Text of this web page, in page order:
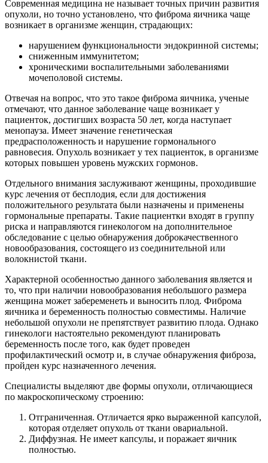
Современная медицина не называет точных причин развития
опухоли, но точно установлено, что фиброма яичника чаще
возникает в организме женщин, страдающих:
нарушением функциональности эндокринной системы;
сниженным иммунитетом;
хроническими воспалительными заболеваниями
мочеполовой системы.
Отвечая на вопрос, что это такое фиброма яичника, ученые
отмечают, что данное заболевание чаще возникает у
пациенток, достигших возраста 50 лет, когда наступает
менопауза. Имеет значение генетическая
предрасположенность и нарушение гормонального
равновесия. Опухоль возникает у тех пациенток, в организме
которых повышен уровень мужских гормонов.
Отдельного внимания заслуживают женщины, проходившие
курс лечения от бесплодия, если для достижения
положительного результата были назначены и применены
гормональные препараты. Такие пациентки входят в группу
риска и направляются гинекологом на дополнительное
обследование с целью обнаружения доброкачественного
новообразования, состоящего из соединительной или
волокнистой ткани.
Характерной особенностью данного заболевания является и
то, что при наличии новообразования небольшого размера
женщина может забеременеть и выносить плод. Фиброма
яичника и беременность полностью совместимы. Наличие
небольшой опухоли не препятствует развитию плода. Однако
гинекологи настоятельно рекомендуют планировать
беременность после того, как будет проведен
профилактический осмотр и, в случае обнаружения фиброза,
пройден курс назначенного лечения.
Специалисты выделяют две формы опухоли, отличающиеся
по макроскопическому строению:
Отграниченная. Отличается ярко выраженной капсулой,
которая отделяет опухоль от ткани овариальной.
Диффузная. Не имеет капсулы, и поражает яичник
полностью.